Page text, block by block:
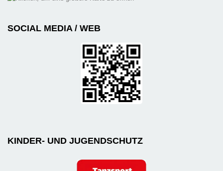
SOCIAL MEDIA / WEB
KINDER- UND JUGENDSCHUTZ